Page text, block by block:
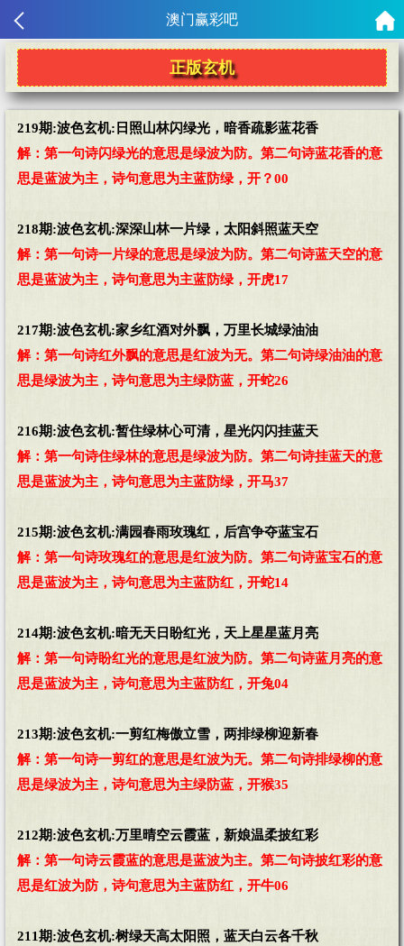
澳门赢彩吧
正版玄机
219期:波色玄机:日照山林闪绿光，暗香疏影蓝花香
解：第一句诗闪绿光的意思是绿波为防。第二句诗蓝花香的意
思是蓝波为主，诗句意思为主蓝防绿，开？00
218期:波色玄机:深深山林一片绿，太阳斜照蓝天空
解：第一句诗一片绿的意思是绿波为防。第二句诗蓝天空的意
思是蓝波为主，诗句意思为主蓝防绿，开虎17
217期:波色玄机:家乡红酒对外飘，万里长城绿油油
解：第一句诗红外飘的意思是红波为无。第二句诗绿油油的意
思是绿波为主，诗句意思为主绿防蓝，开蛇26
216期:波色玄机:暂住绿林心可清，星光闪闪挂蓝天
解：第一句诗住绿林的意思是绿波为防。第二句诗挂蓝天的意
思是蓝波为主，诗句意思为主蓝防绿，开马37
215期:波色玄机:满园春雨玫瑰红，后宫争夺蓝宝石
解：第一句诗玫瑰红的意思是红波为防。第二句诗蓝宝石的意
思是蓝波为主，诗句意思为主蓝防红，开蛇14
214期:波色玄机:暗无天日盼红光，天上星星蓝月亮
解：第一句诗盼红光的意思是红波为防。第二句诗蓝月亮的意
思是蓝波为主，诗句意思为主蓝防红，开兔04
213期:波色玄机:一剪红梅傲立雪，两排绿柳迎新春
解：第一句诗一剪红的意思是红波为无。第二句诗排绿柳的意
思是绿波为主，诗句意思为主绿防蓝，开猴35
212期:波色玄机:万里晴空云霞蓝，新娘温柔披红彩
解：第一句诗云霞蓝的意思是蓝波为主。第二句诗披红彩的意
思是红波为防，诗句意思为主蓝防红，开牛06
211期:波色玄机:树绿天高太阳照，蓝天白云各千秋